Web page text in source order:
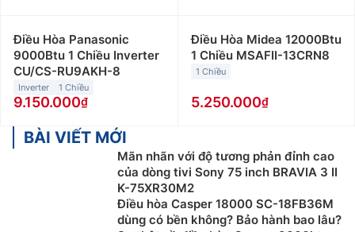
Điều Hòa Panasonic
9000Btu 1 Chiều Inverter
CU/CS-RU9AKH-8
Inverter 1 Chiều
9.150.000
Điều Hòa Midea 12000Btu
1 Chiều MSAFII-13CRN8
1 Chiều
5.250.000
BÀI VIẾT MỚI
Mãn nhãn với độ tương phản đỉnh cao
của dòng tivi Sony 75 inch BRAVIA 3 II
K-75XR30M2
Điều hòa Casper 18000 SC-18FB36M
dùng có bền không? Bảo hành bao lâu?